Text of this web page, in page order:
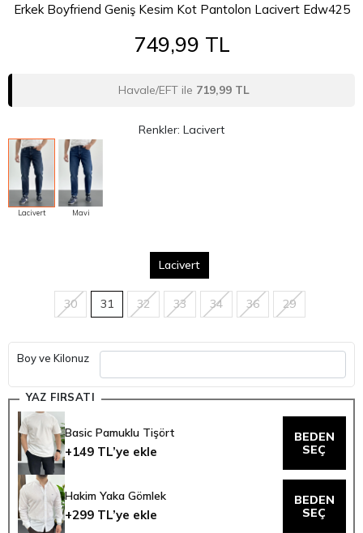
Erkek Boyfriend Geniş Kesim Kot Pantolon Lacivert Edw425
749,99 TL
Havale/EFT ile 719,99 TL
Renkler: Lacivert
Lacivert Mavi
Lacivert
30 31 32 33 34 36 29
Boy ve Kilonuz
YAZ FIRSATI
Basic Pamuklu Tişört
+149 TL’ye ekle
BEDEN
SEÇ
Hakim Yaka Gömlek
+299 TL’ye ekle
BEDEN
SEÇ